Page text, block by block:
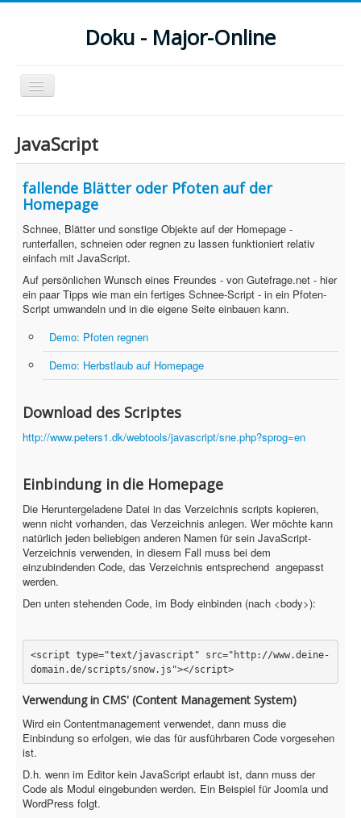
Doku - Major-Online
Navigation
an/aus
Home
PovRay
Webdesign
CMS
Grafik
JavaScript
Sicherheit
PovRay +
PHP
Webdesign
CMS
Grafik
JavaScript
Sicherheit
Home
PovRay
PHP
Webdesign
JavaScript
fallende Blätter oder Pfoten auf der
Homepage
Schnee, Blätter und sonstige Objekte auf der Homepage -
runterfallen, schneien oder regnen zu lassen funktioniert relativ
einfach mit JavaScript.
Auf persönlichen Wunsch eines Freundes - von Gutefrage.net - hier
ein paar Tipps wie man ein fertiges Schnee-Script - in ein Pfoten-
Script umwandeln und in die eigene Seite einbauen kann.
Demo: Pfoten regnen
Demo: Herbstlaub auf Homepage
Download des Scriptes
http://www.peters1.dk/webtools/javascript/sne.php?sprog=en
Einbindung in die Homepage
Die Heruntergeladene Datei in das Verzeichnis scripts kopieren,
wenn nicht vorhanden, das Verzeichnis anlegen. Wer möchte kann
natürlich jeden beliebigen anderen Namen für sein JavaScript-
Verzeichnis verwenden, in diesem Fall muss bei dem
einzubindenden Code, das Verzeichnis entsprechend angepasst
werden.
Den unten stehenden Code, im Body einbinden (nach <body>):
<script type="text/javascript" src="http://www.deine-
domain.de/scripts/snow.js"></script>
Verwendung in CMS' (Content Management System)
Wird ein Contentmanagement verwendet, dann muss die
Einbindung so erfolgen, wie das für ausführbaren Code vorgesehen
ist.
D.h. wenn im Editor kein JavaScript erlaubt ist, dann muss der
Code als Modul eingebunden werden. Ein Beispiel für Joomla und
WordPress folgt.